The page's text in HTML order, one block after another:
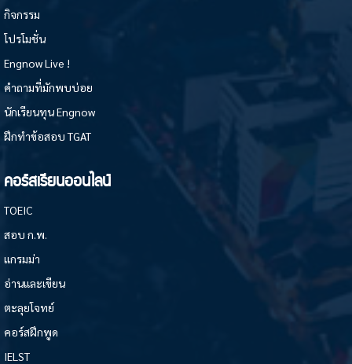
กิจกรรม
โปรโมชั่น
Engnow Live !
คำถามที่มักพบบ่อย
นักเรียนทุน Engnow
ฝึกทำข้อสอบ TGAT
คอร์สเรียนออนไลน์
TOEIC
สอบ ก.พ.
แกรมม่า
อ่านและเขียน
ตะลุยโจทย์
คอร์สฝึกพูด
IELST